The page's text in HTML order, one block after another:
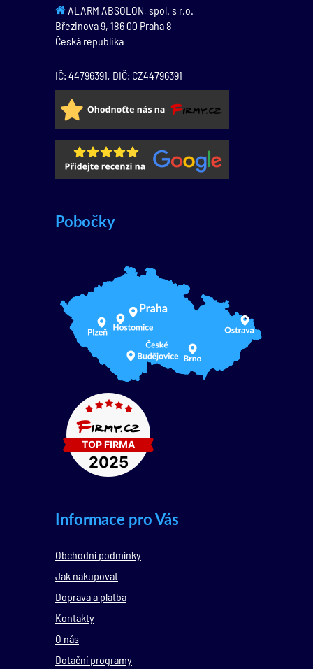
ALARM ABSOLON, spol. s r.o.
Březinova 9, 186 00 Praha 8
Česká republika
IČ: 44796391, DIČ: CZ44796391
Pobočky
Informace pro Vás
Obchodní podmínky
Jak nakupovat
Doprava a platba
Kontakty
O nás
Dotační programy